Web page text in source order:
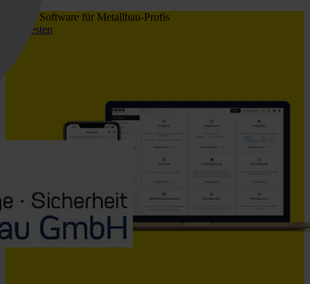
HERO Software für Metallbau-Profis
Jetzt testen